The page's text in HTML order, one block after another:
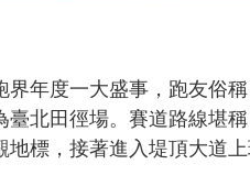
界年度一大盛事，跑友俗
臺北田徑場。賽道路線堪
地標，接著進入堤頂大道